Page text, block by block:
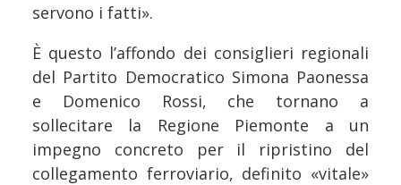
servono i fatti».
È questo l’affondo dei consiglieri regionali
del Partito Democratico Simona Paonessa
e Domenico Rossi, che tornano a
sollecitare la Regione Piemonte a un
impegno concreto per il ripristino del
collegamento ferroviario, definito «vitale»